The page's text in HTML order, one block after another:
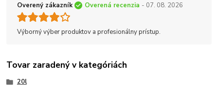
Overený zákazník Overená recenzia - 07. 08. 2026
Výborný výber produktov a profesionálny prístup.
Tovar zaradený v kategóriách
20l